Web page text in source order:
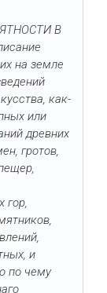
В
на земле
как-
или
древних
гротов,
гор,
и
по чему